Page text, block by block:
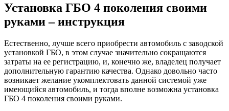
Установка ГБО 4 поколения своими
руками – инструкция
Естественно, лучше всего приобрести автомобиль с заводской
установкой ГБО, в этом случае значительно сокращаются
затраты на ее регистрацию, и, конечно же, владелец получает
дополнительную гарантию качества. Однако довольно часто
возникает желание укомплектовать данной системой уже
имеющийся автомобиль, и тогда вполне возможна установка
ГБО 4 поколения своими руками.